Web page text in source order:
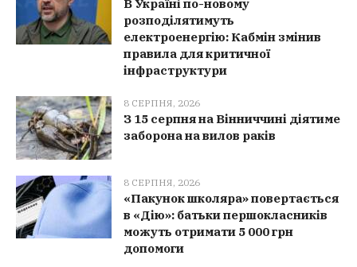
В Україні по-новому
розподілятимуть
електроенергію: Кабмін змінив
правила для критичної
інфраструктури
8 СЕРПНЯ, 2026
З 15 серпня на Вінниччині діятиме
заборона на вилов раків
8 СЕРПНЯ, 2026
«Пакунок школяра» повертається
в «Дію»: батьки першокласників
можуть отримати 5 000 грн
допомоги